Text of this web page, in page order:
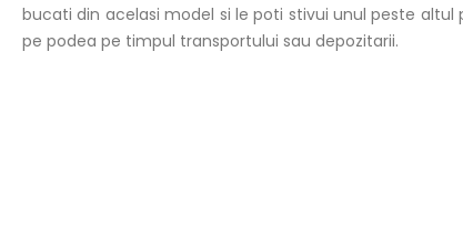
bucati din acelasi model si le poti stivui unul peste
pe podea pe timpul transportului sau depozitarii.